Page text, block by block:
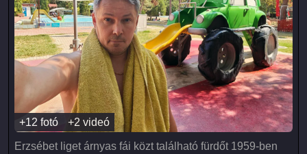
+12 fotó +2 videó
Erzsébet liget árnyas fái közt található fürdőt 1959-ben